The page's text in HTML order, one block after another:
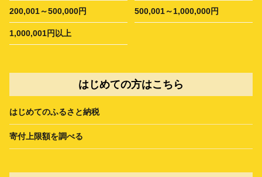
200,001～500,000円 500,001～1,000,000円
1,000,001円以上
はじめての方はこちら
はじめてのふるさと納税
寄付上限額を調べる